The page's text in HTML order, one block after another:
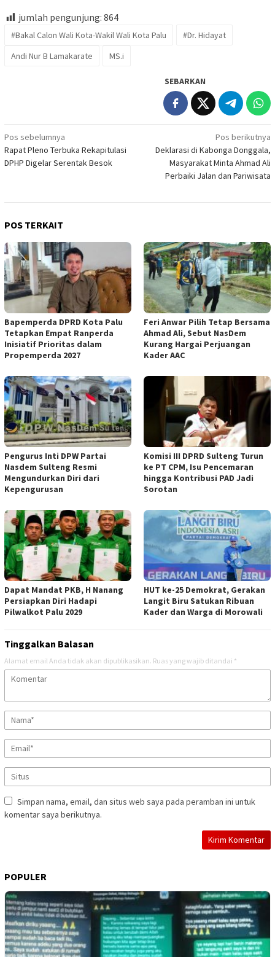
jumlah pengunjung: 864
#Bakal Calon Wali Kota-Wakil Wali Kota Palu
#Dr. Hidayat
Andi Nur B Lamakarate
MS.i
SEBARKAN
Navigasi
pos
Pos sebelumnya
Rapat Pleno Terbuka Rekapitulasi
DPHP Digelar Serentak Besok
Pos berikutnya
Deklarasi di Kabonga Donggala,
Masyarakat Minta Ahmad Ali
Perbaiki Jalan dan Pariwisata
POS TERKAIT
Bapemperda DPRD Kota Palu
Tetapkan Empat Ranperda
Inisiatif Prioritas dalam
Propemperda 2027
Feri Anwar Pilih Tetap Bersama
Ahmad Ali, Sebut NasDem
Kurang Hargai Perjuangan
Kader AAC
Pengurus Inti DPW Partai
Nasdem Sulteng Resmi
Mengundurkan Diri dari
Kepengurusan
Komisi III DPRD Sulteng Turun
ke PT CPM, Isu Pencemaran
hingga Kontribusi PAD Jadi
Sorotan
Dapat Mandat PKB, H Nanang
Persiapkan Diri Hadapi
Pilwalkot Palu 2029
HUT ke-25 Demokrat, Gerakan
Langit Biru Satukan Ribuan
Kader dan Warga di Morowali
Tinggalkan Balasan
Alamat email Anda tidak akan dipublikasikan. Ruas yang wajib ditandai *
Simpan nama, email, dan situs web saya pada peramban ini untuk
komentar saya berikutnya.
POPULER